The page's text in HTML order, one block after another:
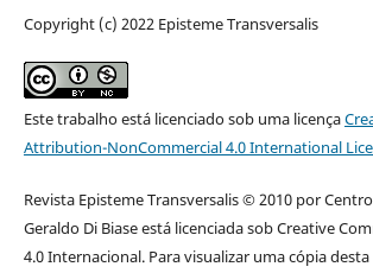
Copyright (c) 2022 Episteme Transversalis
Este trabalho está licenciado sob uma licença
Attribution-NonCommercial 4.0 International
Revista Episteme Transversalis © 2010 por
Geraldo Di Biase está licenciada sob Creative
4.0 Internacional. Para visualizar uma cópia